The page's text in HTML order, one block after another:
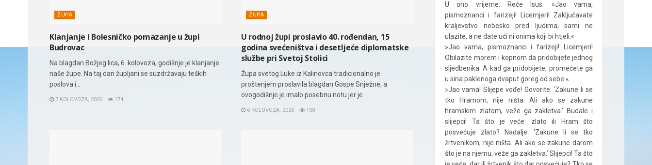
ŽUPA
Klanjanje i Bolesničko pomazanje u župi
Budrovac
Na blagdan Božjeg lica, 6. kolovoza, godišnje je klanjanje
naše župe. Na taj dan župljani se suzdržavaju teških
poslova i...
7 KOLOVOZA, 2026 174
ŽUPA
U rodnoj župi proslavio 40. rođendan, 15
godina svećeništva i desetljeće diplomatske
službe pri Svetoj Stolici
Župa svetog Luke iz Kalinovca tradicionalno je
proštenjem proslavila blagdan Gospe Snježne, a
ovogodišnje je imalo posebnu notu jer je...
6 KOLOVOZA, 2026 100
U ono vrijeme: Reče Isus: »Jao vama,
pismoznanci i farizeji! Licemjeri! Zaključavate
kraljevstvo nebesko pred ljudima; sami ne
ulazite, a ne date ući ni onima koji bi htjeli.«
»Jao vama, pismoznanci i farizeji! Licemjeri!
Obilazite morem i kopnom da pridobijete jednog
sljedbenika. A kad ga pridobijete, promećete ga
u sina paklenoga dvaput goreg od sebe.«
»Jao vama! Slijepe vođe! Govorite: ‘Zakune li se
tko Hramom, nije ništa. Ali ako se zakune
hramskim zlatom, veže ga zakletva.’ Budale i
slijepci! Ta što je veće: zlato ili Hram što
posvećuje zlato? Nadalje: ‘Zakune li se tko
žrtvenikom, nije ništa. Ali ako se zakune darom
što je na njemu, veže ga zakletva.’ Slijepci! Ta što